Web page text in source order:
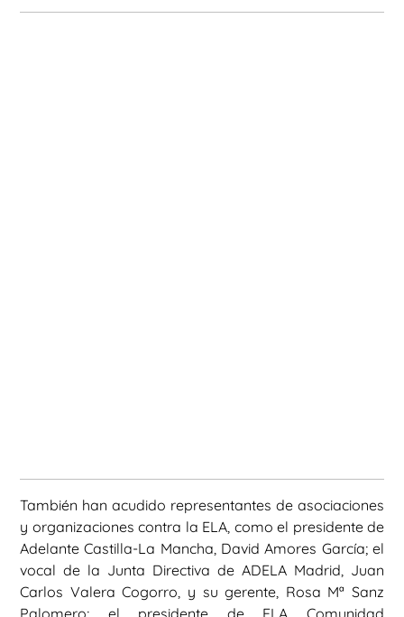
También han acudido representantes de asociaciones
y organizaciones contra la ELA, como el presidente de
Adelante Castilla-La Mancha, David Amores García; el
vocal de la Junta Directiva de ADELA Madrid, Juan
Carlos Valera Cogorro, y su gerente, Rosa Mª Sanz
Palomero; el presidente de ELA Comunidad